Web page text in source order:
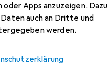
Apps anzuzeigen. Dazu
auch an Dritte und
werden.